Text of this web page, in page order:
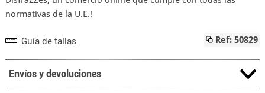
normativas de la U.E.!
Guía de tallas Ref: 50829
Envíos y devoluciones